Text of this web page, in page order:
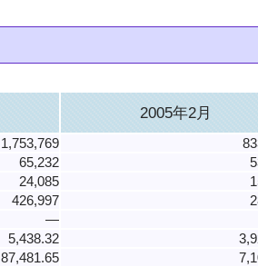
2005年2月
1,753,769
65,232
24,085
426,997
―
5,438.32
87,481.65